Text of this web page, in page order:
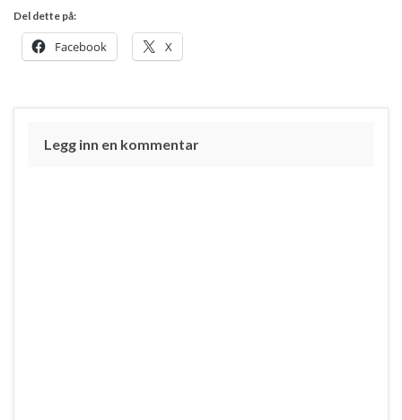
Del dette på:
Facebook X
Legg inn en kommentar